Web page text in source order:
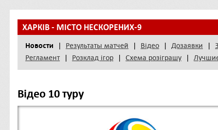
ХАРКІВ - МІСТО НЕСКОРЕНИХ-9
Новости | Результаты матчей | Відео | Дозаявки |
Регламент
| Розклад iгор | Схема розіграшу |
Відео 10 туру